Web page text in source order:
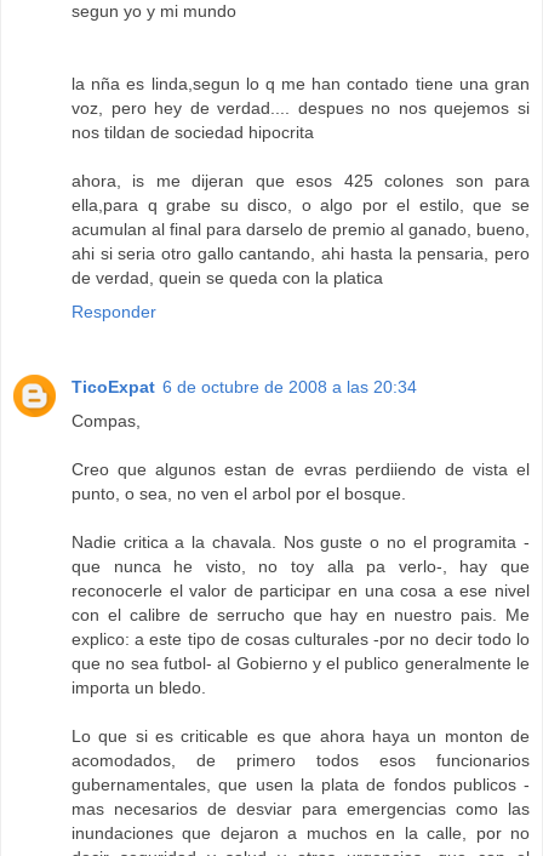
segun yo y mi mundo
la nña es linda,segun lo q me han contado tiene una gran
voz, pero hey de verdad.... despues no nos quejemos si
nos tildan de sociedad hipocrita
ahora, is me dijeran que esos 425 colones son para
ella,para q grabe su disco, o algo por el estilo, que se
acumulan al final para darselo de premio al ganado, bueno,
ahi si seria otro gallo cantando, ahi hasta la pensaria, pero
de verdad, quein se queda con la platica
Responder
TicoExpat 6 de octubre de 2008 a las 20:34
Compas,
Creo que algunos estan de evras perdiiendo de vista el
punto, o sea, no ven el arbol por el bosque.
Nadie critica a la chavala. Nos guste o no el programita -
que nunca he visto, no toy alla pa verlo-, hay que
reconocerle el valor de participar en una cosa a ese nivel
con el calibre de serrucho que hay en nuestro pais. Me
explico: a este tipo de cosas culturales -por no decir todo lo
que no sea futbol- al Gobierno y el publico generalmente le
importa un bledo.
Lo que si es criticable es que ahora haya un monton de
acomodados, de primero todos esos funcionarios
gubernamentales, que usen la plata de fondos publicos -
mas necesarios de desviar para emergencias como las
inundaciones que dejaron a muchos en la calle, por no